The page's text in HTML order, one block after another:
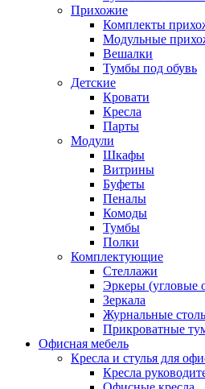
Прихожие
Комплекты
Модульные
Вешалки
Тумбы под обувь
Детские
Кровати
Кресла
Парты
Модули
Шкафы
Витрины
Буфеты
Пеналы
Комоды
Тумбы
Полки
Комплектующие
Стеллажи
Эркеры (угловые
Зеркала
Журнальные
Прикроватные
Офисная мебель
Кресла и стулья для
Кресла